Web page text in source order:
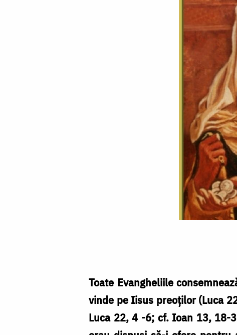
Toate Evangheliile
vinde pe Iisus preoților (Luca
Luca 22, 4 -6; cf. Ioan 13, 18-